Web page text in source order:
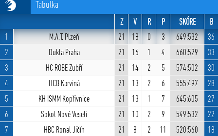
Tabulka
Z V R P SKÓRE
B
1
M.A.T. Plzeň 21 18 0 3 649:532
36
2
Dukla Praha 21 16 1 4 660:529
33
3
HC ROBE Zubří 21 14 2 5 574:502
30
4
HCB Karviná 21 13 2 6 555:497
28
5
KH ISMM Kopřivnice 21 13 1 7 645:605
27
6
Sokol Nové Veselí 21 10 2 9 549:532
22
7
HBC Ronal Jičín 21 8 2 11 520:560
18